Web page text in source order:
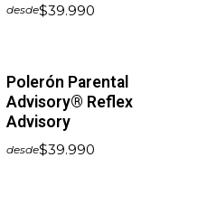
desde$39.990
Polerón Parental
Advisory® Reflex
Advisory
desde$39.990